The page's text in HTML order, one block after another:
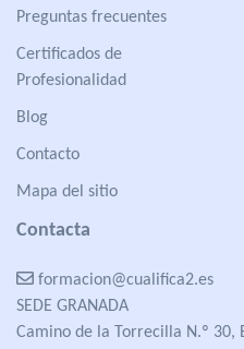
Preguntas frecuentes
Certificados de
Profesionalidad
Blog
Contacto
Mapa del sitio
Contacta
formacion@cualifica2.es
SEDE GRANADA
Camino de la Torrecilla N.º 30,